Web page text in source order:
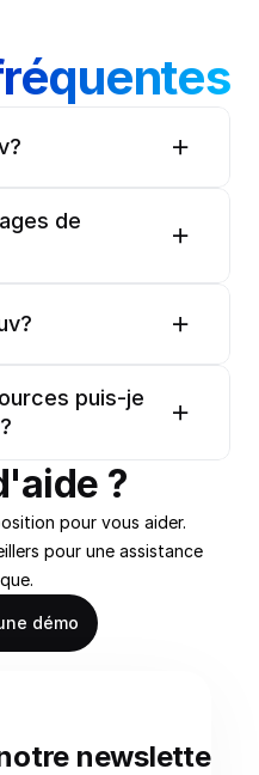
de
puis-je
?
pour vous aider.
pour une assistance
démo
newsletter